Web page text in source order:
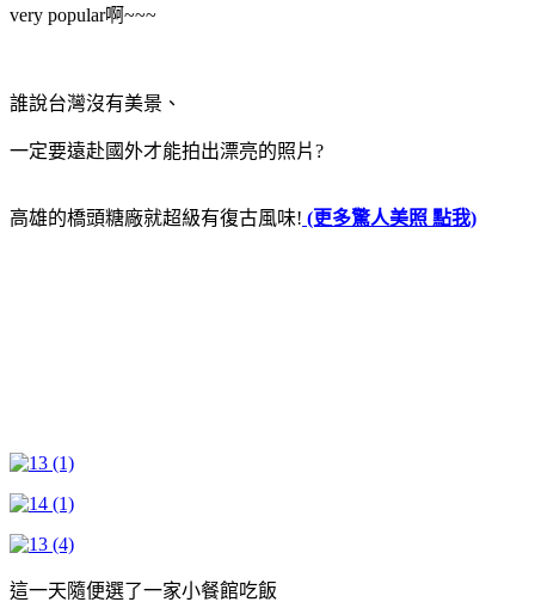
very popular啊~~~
誰說台灣沒有美景、
一定要遠赴國外才能拍出漂亮的照片?
高雄的橋頭糖廠就超級有復古風味! (更多驚人美照 點我)
這一天隨便選了一家小餐館吃飯